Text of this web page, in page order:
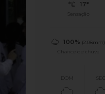
17°
Sensação
100% (2.08mm)
Chance de chuva
DOM